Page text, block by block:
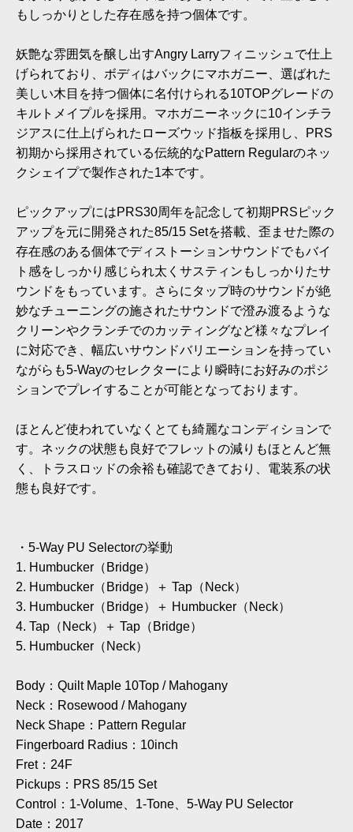
もしっかりとした存在感を持つ個体です。
妖艶な雰囲気を醸し出すAngry Larryフィニッシュで仕上
げられており、ボディはバックにマホガニー、選ばれた
美しい木目を持つ個体に名付けられる10TOPグレードの
キルトメイプルを採用。マホガニーネックに10インチラ
ジアスに仕上げられたローズウッド指板を採用し、PRS
初期から採用されている伝統的なPattern Regularのネッ
クシェイプで製作された1本です。
ピックアップにはPRS30周年を記念して初期PRSピック
アップを元に開発された85/15 Setを搭載、歪ませた際の
存在感のある個体でディストーションサウンドでもバイ
ト感をしっかり感じられ太くサスティンもしっかりたサ
ウンドをもっています。さらにタップ時のサウンドが絶
妙なチューニングの施されたサウンドで澄み渡るような
クリーンやクランチでのカッティングなど様々なプレイ
に対応でき、幅広いサウンドバリエーションを持ってい
ながらも5-Wayのセレクターにより瞬時にお好みのポジ
ションでプレイすることが可能となっております。
ほとんど使われていなくとても綺麗なコンディションで
す。ネックの状態も良好でフレットの減りもほとんど無
く、トラスロッドの余裕も確認できており、電装系の状
態も良好です。
・5-Way PU Selectorの挙動
1. Humbucker（Bridge）
2. Humbucker（Bridge）＋ Tap（Neck）
3. Humbucker（Bridge）＋ Humbucker（Neck）
4. Tap（Neck）＋ Tap（Bridge）
5. Humbucker（Neck）
Body：Quilt Maple 10Top / Mahogany
Neck：Rosewood / Mahogany
Neck Shape：Pattern Regular
Fingerboard Radius：10inch
Fret：24F
Pickups：PRS 85/15 Set
Control：1-Volume、1-Tone、5-Way PU Selector
Date：2017